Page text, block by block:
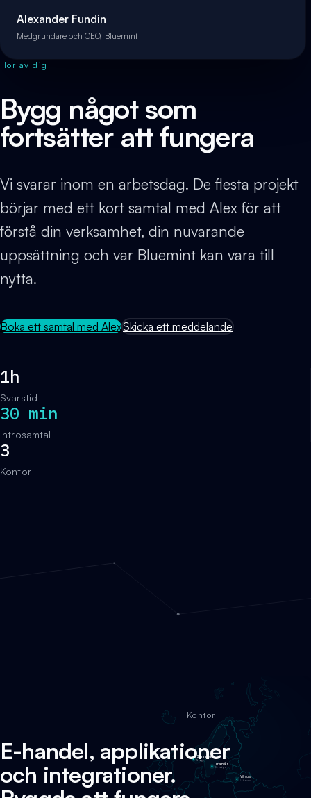
Alexander Fundin
Medgrundare och CEO, Bluemint
Hör av dig
Bygg något som
fortsätter att fungera
Vi svarar inom en arbetsdag. De flesta projekt
börjar med ett kort samtal med Alex för att
förstå din verksamhet, din nuvarande
uppsättning och var Bluemint kan vara till
nytta.
Boka ett samtal med AlexSkicka ett meddelande
1h
Svarstid
30 min
Introsamtal
3
Kontor
Stavanger
Norge
Vilnius
Litauen
Tranås
Sverige
E-handel, applikationer
och integrationer.
Kontor